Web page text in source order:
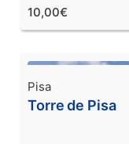
10,00€
Pisa
Torre de Pisa